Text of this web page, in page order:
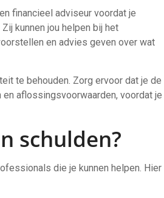
financieel adviseur voordat je
kunnen jou helpen bij het
en advies geven over wat
te behouden. Zorg ervoor dat je de
aflossingsvoorwaarden, voordat je
schulden?
die je kunnen helpen. Hier